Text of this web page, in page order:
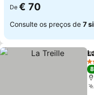
De € 70
Consulte os preços de 7
2